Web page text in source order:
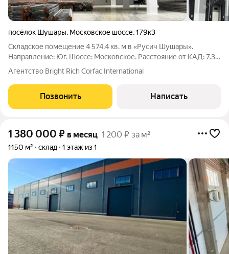
посёлок Шушары, Московское шоссе,179к3
Складское помещение 4 574.4 кв. м в «Русич Шушары».
Направление: Юг. Шоссе: Московское. Расстояние от КАД: 7.3
км. Характеристики: - Класс: A; - Локация по рынку: Шушары; -
Тип склада: Мультитемпературный склад; - Высота потолков:
12.5 м; - Нагрузка
Агентство Bright Riсh Corfac International
Позвонить Написать
1 380 000 ₽ в месяц 1 200 ₽ за м²
1150 м² склад 1 этаж из 1